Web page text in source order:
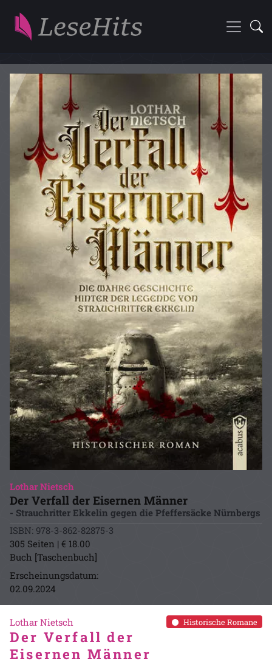
Lothar Nietsch
Der Verfall der Eisernen Männer
- Strauchritter Ekkelin gegen die Pfeffersäcke Nürnbergs
ISBN: 978-3-862-82875-3
305 Seiten | € 18.00
Buch [Taschenbuch]
Erscheinungsdatum:
02.09.2024
Historische Romane
Lothar Nietsch
Der Verfall der
Eisernen Männer